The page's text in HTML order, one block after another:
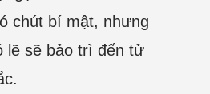
chút bí mật, nhưng
lẽ sẽ bảo trì đến tử